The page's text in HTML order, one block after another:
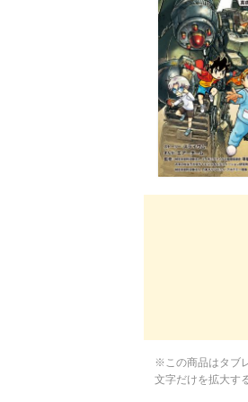
※この商品はタブ
文字だけを拡大す